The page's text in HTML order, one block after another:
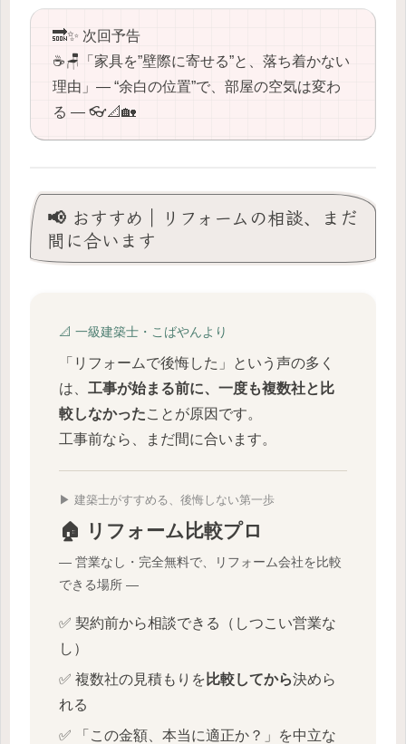
🔜✨ 次回予告
☕️🪑「家具を”壁際に寄せる”と、落ち着かない
理由」― “余白の位置”で、部屋の空気は変わ
る ― 👓📐🏡
📢 おすすめ｜リフォームの相談、まだ
間に合います
📐 一級建築士・こばやんより
「リフォームで後悔した」という声の多く
は、 工事が始まる前に、一度も複数社と比
較しなかったことが原因です。
工事前なら、まだ間に合います。
▶ 建築士がすすめる、後悔しない第一歩
🏠 リフォーム比較プロ
― 営業なし・完全無料で、リフォーム会社を比較
できる場所 ―
✅ 契約前から相談できる（しつこい営業な
し）
✅ 複数社の見積もりを 比較してから決めら
れる
✅ 「この金額、本当に適正か？」を中立な